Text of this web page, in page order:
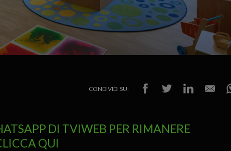
CONDIVIDI SU:
DI TVIWEB PER RIMANERE
QUI